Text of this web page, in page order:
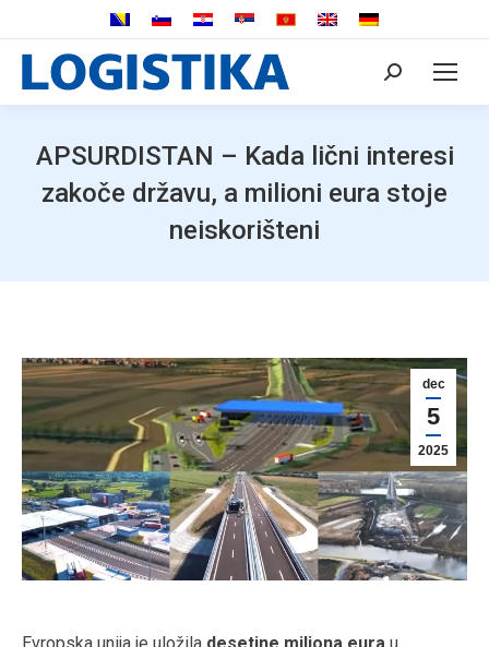
Search:
APSURDISTAN – Kada lični interesi
zakoče državu, a milioni eura stoje
neiskorišteni
dec
5
2025